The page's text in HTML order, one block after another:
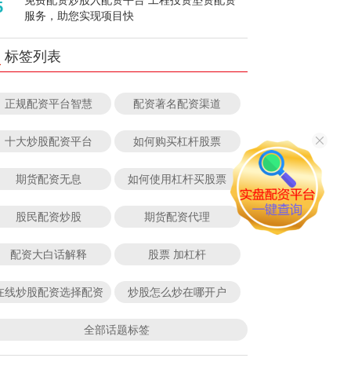
服务，助您实现项目快
标签列表
正规配资平台智慧 配资著名配资渠道
十大炒股配资平台 如何购买杠杆股票
期货配资无息 如何使用杠杆买股票
股民配资炒股 期货配资代理
配资大白话解释 股票 加杠杆
线炒股配资选择配资 炒股怎么炒在哪开户
全部话题标签